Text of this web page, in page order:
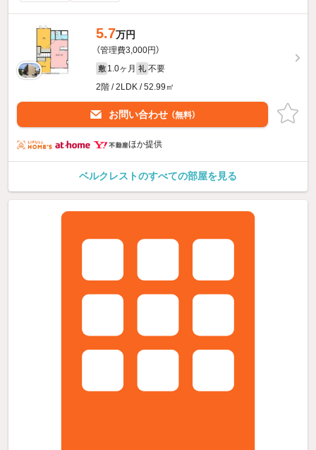
5.7万円
（管理費3,000円）
敷 1.0ヶ月 礼 不要
2階 / 2LDK / 52.99㎡
お問い合わせ （無料）
ほか提供
ベルクレストのすべての部屋を見る